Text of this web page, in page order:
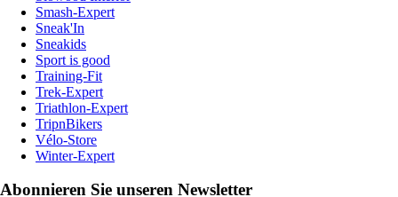
Smash-Expert
Sneak'In
Sneakids
Sport is good
Training-Fit
Trek-Expert
Triathlon-Expert
TripnBikers
Vélo-Store
Winter-Expert
Abonnieren Sie unseren Newsletter